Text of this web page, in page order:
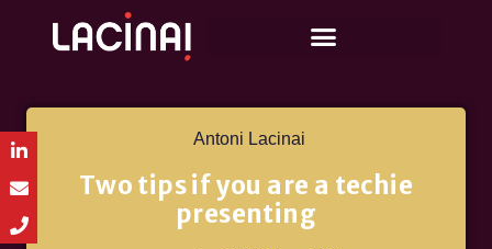
Antoni Lacinai
Two tips if you are a techie
presenting